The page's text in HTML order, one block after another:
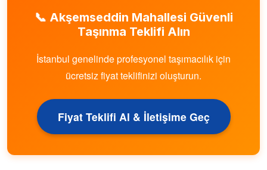
📞 Akşemseddin Mahallesi Güvenli
Taşınma Teklifi Alın
İstanbul genelinde profesyonel taşımacılık için
ücretsiz fiyat teklifinizi oluşturun.
Fiyat Teklifi Al & İletişime Geç